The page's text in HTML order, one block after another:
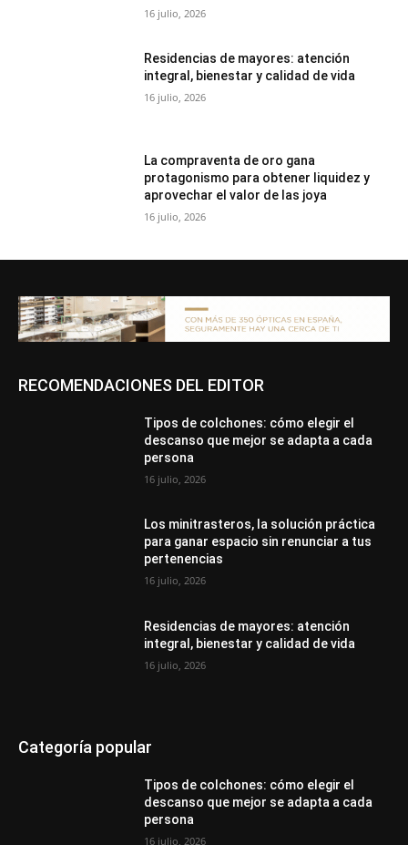
16 julio, 2026
Residencias de mayores: atención
integral, bienestar y calidad de vida
16 julio, 2026
La compraventa de oro gana
protagonismo para obtener liquidez y
aprovechar el valor de las joya
16 julio, 2026
RECOMENDACIONES DEL EDITOR
Tipos de colchones: cómo elegir el
descanso que mejor se adapta a cada
persona
16 julio, 2026
Los minitrasteros, la solución práctica
para ganar espacio sin renunciar a tus
pertenencias
16 julio, 2026
Residencias de mayores: atención
integral, bienestar y calidad de vida
16 julio, 2026
Categoría popular
Tipos de colchones: cómo elegir el
descanso que mejor se adapta a cada
persona
16 julio, 2026